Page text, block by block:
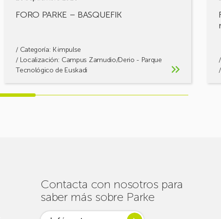
FORO PARKE – BASQUEFIK
/ Categoría: K·impulse
/ Localización: Campus Zamudio/Derio - Parque
Tecnológico de Euskadi
Contacta con nosotros para
saber más sobre Parke